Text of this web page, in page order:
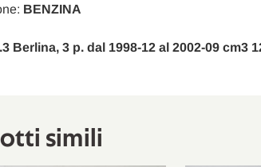
Berlina, 3 p. dal 1998-12 al 2002-09 cm3
BENZINA
simili